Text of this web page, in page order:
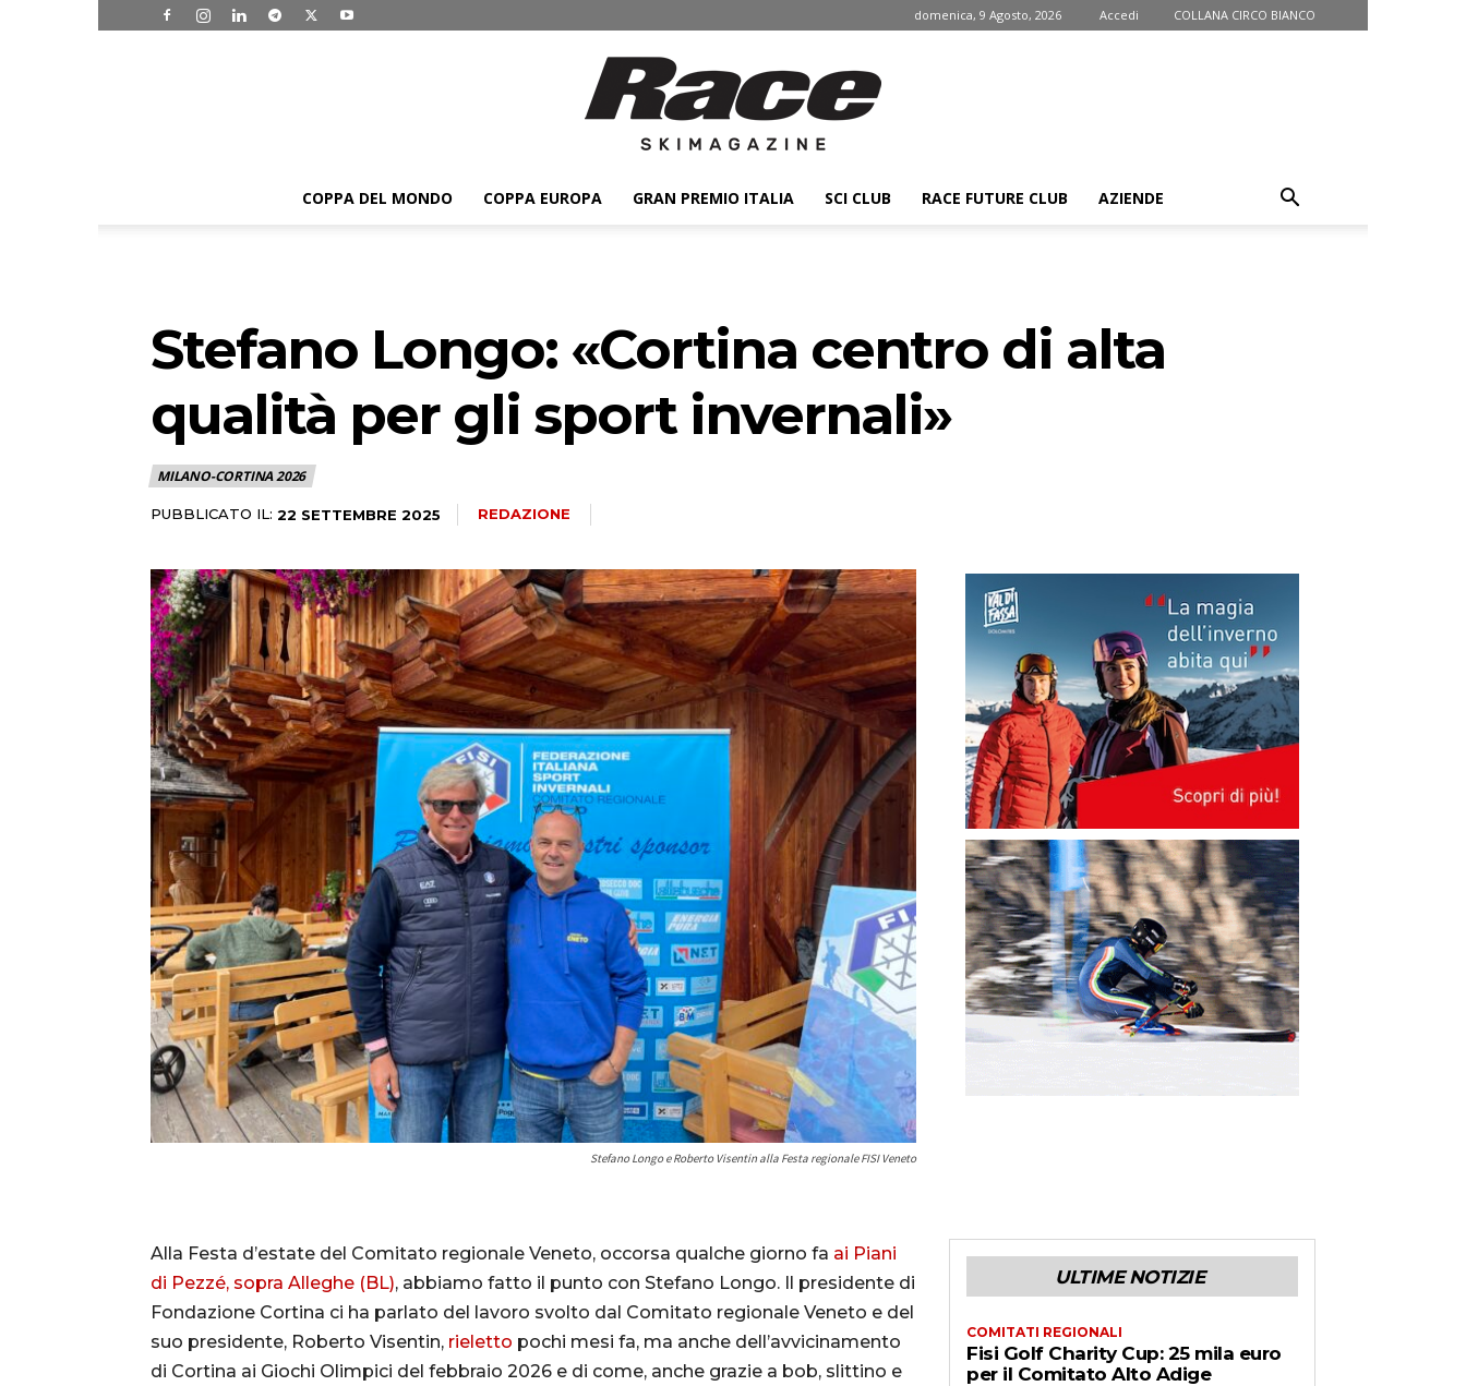
domenica, 9 Agosto, 2026 Accedi COLLANA CIRCO BIANCO
COPPA DEL MONDO COPPA EUROPA GRAN PREMIO ITALIA SCI CLUB RACE FUTURE CLUB AZIENDE
Stefano Longo: «Cortina centro di alta
qualità per gli sport invernali»
MILANO-CORTINA 2026
PUBBLICATO IL: 22 SETTEMBRE 2025 REDAZIONE
Stefano Longo e Roberto Visentin alla Festa regionale FISI Veneto
Alla Festa d’estate del Comitato regionale Veneto, occorsa qualche giorno fa ai Piani
di Pezzé, sopra Alleghe (BL), abbiamo fatto il punto con Stefano Longo. Il presidente di
Fondazione Cortina ci ha parlato del lavoro svolto dal Comitato regionale Veneto e del
suo presidente, Roberto Visentin, rieletto pochi mesi fa, ma anche dell’avvicinamento
di Cortina ai Giochi Olimpici del febbraio 2026 e di come, anche grazie a bob, slittino e
ULTIME NOTIZIE
COMITATI REGIONALI
Fisi Golf Charity Cup: 25 mila euro
per il Comitato Alto Adige